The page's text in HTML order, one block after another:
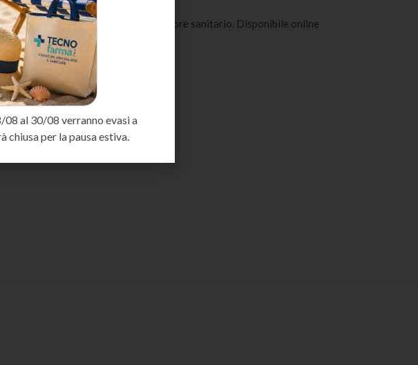
qualitativi e normativi del settore sanitario. Disponibile online
monouso
al 30/08 verranno evasi a
chiusa per la pausa estiva.